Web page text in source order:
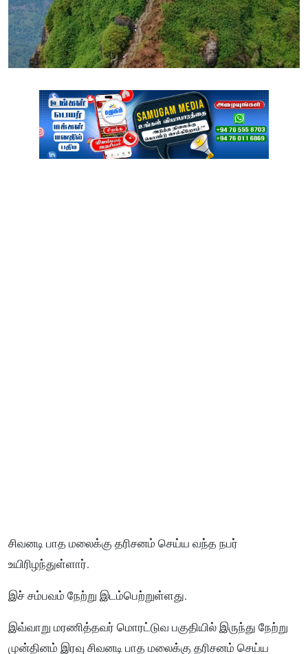
சிவனடி பாத மலைக்கு தரிசனம் செய்ய வந்த நபர்
உயிரிழந்துள்ளார்.
இச் சம்பவம் நேற்று இடம்பெற்றுள்ளது.
இவ்வாறு மரணித்தவர் மொரட்டுவ பகுதியில் இருந்து நேற்று
முன்தினம் இரவு சிவனடி பாத மலைக்கு தரிசனம் செய்ய